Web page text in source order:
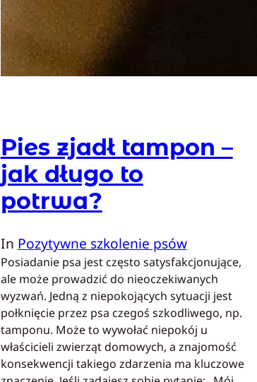
Pies zjadł tampon –
jak długo to
potrwa?
In Pozytywne szkolenie psów
Posiadanie psa jest często satysfakcjonujące,
ale może prowadzić do nieoczekiwanych
wyzwań. Jedną z niepokojących sytuacji jest
połknięcie przez psa czegoś szkodliwego, np.
tamponu. Może to wywołać niepokój u
właścicieli zwierząt domowych, a znajomość
konsekwencji takiego zdarzenia ma kluczowe